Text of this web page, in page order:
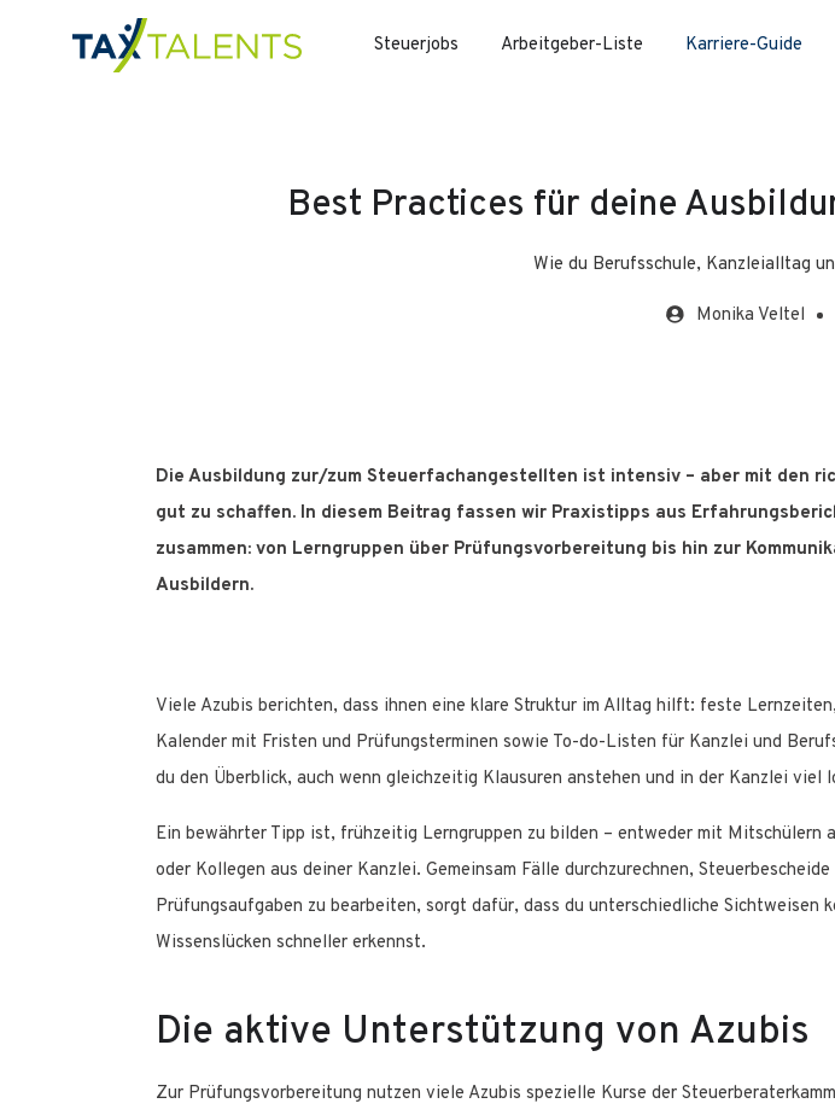
Steuerjobs Arbeitgeber-Liste Karriere-Guide
Best Practices für deine
Wie du Berufsschule, Kanzleialltag
Monika Veltel
Die Ausbildung zur/zum Steuerfachangestellten ist intensiv – aber mit den
gut zu schaffen. In diesem Beitrag fassen wir Praxistipps aus
zusammen: von Lerngruppen über Prüfungsvorbereitung bis hin zur
Ausbildern.
Viele Azubis berichten, dass ihnen eine klare Struktur im Alltag hilft: feste
Kalender mit Fristen und Prüfungsterminen sowie To-do-Listen für Kanzlei und
du den Überblick, auch wenn gleichzeitig Klausuren anstehen und in der Kanzlei viel
Ein bewährter Tipp ist, frühzeitig Lerngruppen zu bilden – entweder mit Mitschülern
oder Kollegen aus deiner Kanzlei. Gemeinsam Fälle durchzurechnen,
Prüfungsaufgaben zu bearbeiten, sorgt dafür, dass du unterschiedliche Sichtweisen
Wissenslücken schneller erkennst.
Die aktive Unterstützung von Azubis
Zur Prüfungsvorbereitung nutzen viele Azubis spezielle Kurse der